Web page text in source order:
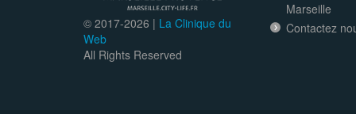
© 2017-2026 | La Clinique du
Web
All Rights Reserved
Marseille
Contactez